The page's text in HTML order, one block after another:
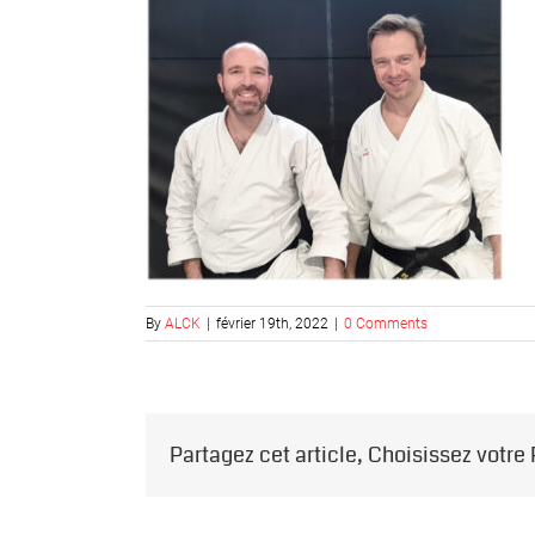
By ALCK février 19th, 2022 0 Comments
Partagez cet article, Choisissez votre